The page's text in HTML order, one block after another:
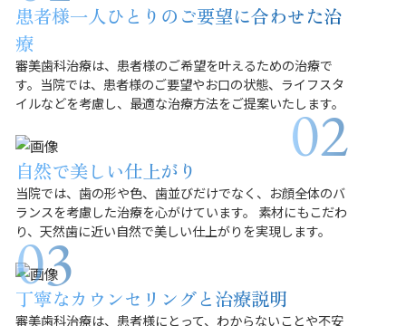
患者様一人ひとりのご要望に合わせた治
療
審美歯科治療は、患者様のご希望を叶えるための治療で
す。当院では、患者様のご要望やお口の状態、ライフスタ
イルなどを考慮し、最適な治療方法をご提案いたします。
自然で美しい仕上がり
当院では、歯の形や色、歯並びだけでなく、お顔全体のバ
ランスを考慮した治療を心がけています。 素材にもこだわ
り、天然歯に近い自然で美しい仕上がりを実現します。
丁寧なカウンセリングと治療説明
審美歯科治療は、患者様にとって、わからないことや不安